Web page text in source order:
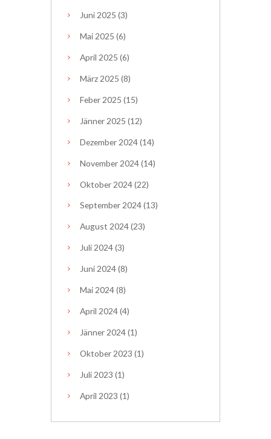
Juni 2025 (3)
Mai 2025 (6)
April 2025 (6)
März 2025 (8)
Feber 2025 (15)
Jänner 2025 (12)
Dezember 2024(14)
November 2024(14)
Oktober 2024(22)
September2024(13)
August 2024(23)
Juli 2024(3)
Juni 2024(8)
Mai 2024(8)
April 2024(4)
Jänner 2024(1)
Oktober 2023 (1)
Juli 2023 (1)
April 2023 (1)